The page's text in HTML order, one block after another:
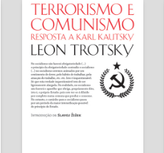
Terrorismo e
Comunismo - Resposta
a Karl Kautsky
Leon Trotsky
Slavoj Žižek
(Introdução)